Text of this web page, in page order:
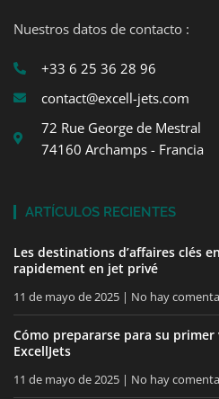
Nuestros datos de contacto :
+33 6 25 36 28 96
contact@excell-jets.com
72 Rue George de Mestral
74160 Archamps - Francia
ARTÍCULOS RECIENTES
Les destinations d’affaires clés
rapidement en jet privé
11 de mayo de 2025 No hay
Cómo prepararse para su
ExcellJets
11 de mayo de 2025 No hay